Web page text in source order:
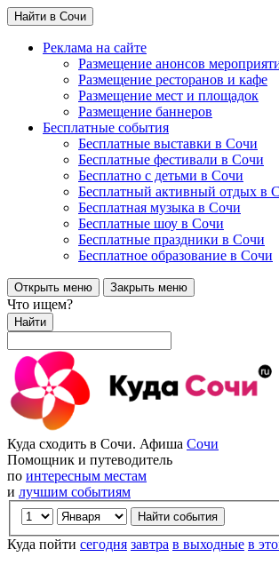
Найти в Сочи
Реклама на сайте
Размещение анонсов
Размещение ресторанов и кафе
Размещение мест и площадок
Размещение баннеров
Бесплатные события
Бесплатные выставки в Сочи
Бесплатные фестивали в Сочи
Бесплатно с детьми в Сочи
Бесплатный активный отдых в
Бесплатная музыка в Сочи
Бесплатные шоу в Сочи
Бесплатные праздники в Сочи
Бесплатное образование в Сочи
Открыть меню Закрыть меню
Что ищем?
Найти
Куда сходить в Сочи. Афиша Сочи
Помощник и путеводитель
по интересным местам
и лучшим событиям
Куда пойти сегодня завтра в выходные в